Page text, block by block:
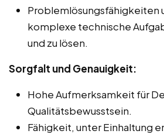
Problemlösungsfähigkeiten
komplexe technische
und zu lösen.
Sorgfalt und Genauigkeit:
Hohe Aufmerksamkeit für
Qualitätsbewusstsein.
Fähigkeit, unter Einhaltung